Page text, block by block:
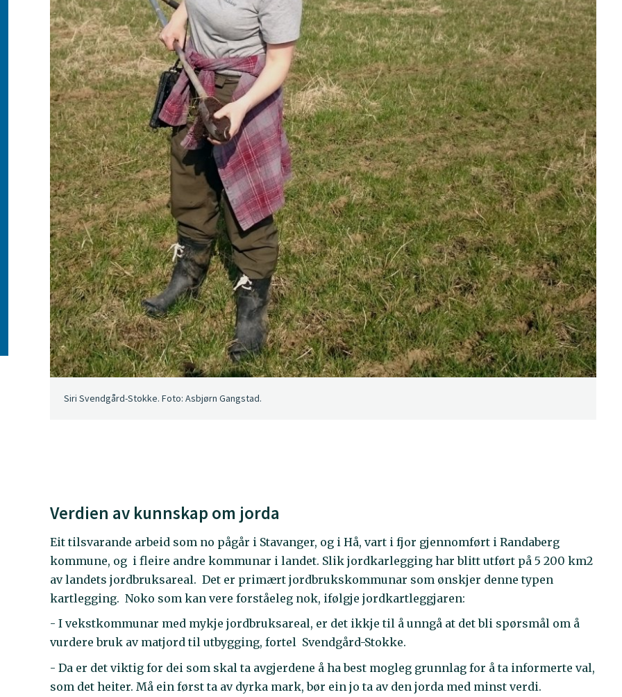
Siri Svendgård-Stokke. Foto: Asbjørn Gangstad.
Verdien av kunnskap om jorda
Eit tilsvarande arbeid som no pågår i Stavanger, og i Hå, vart i fjor gjennomført i Randaberg
kommune, og i fleire andre kommunar i landet. Slik jordkarlegging har blitt utført på 5 200 km2
av landets jordbruksareal. Det er primært jordbrukskommunar som ønskjer denne typen
kartlegging. Noko som kan vere forståeleg nok, ifølgje jordkartleggjaren:
- I vekstkommunar med mykje jordbruksareal, er det ikkje til å unngå at det bli spørsmål om å
vurdere bruk av matjord til utbygging, fortel Svendgård-Stokke.
- Da er det viktig for dei som skal ta avgjerdene å ha best mogleg grunnlag for å ta informerte val,
som det heiter. Må ein først ta av dyrka mark, bør ein jo ta av den jorda med minst verdi.